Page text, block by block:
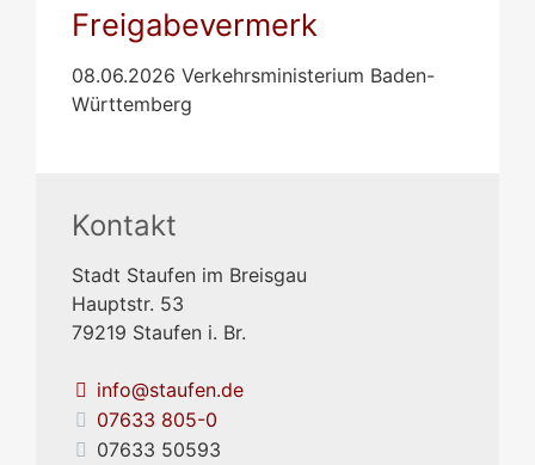
Freigabevermerk
08.06.2026 Verkehrsministerium Baden-
Württemberg
Kontakt
Stadt Staufen im Breisgau
Hauptstr. 53
79219 Staufen i. Br.
info@staufen.de
07633 805-0
07633 50593